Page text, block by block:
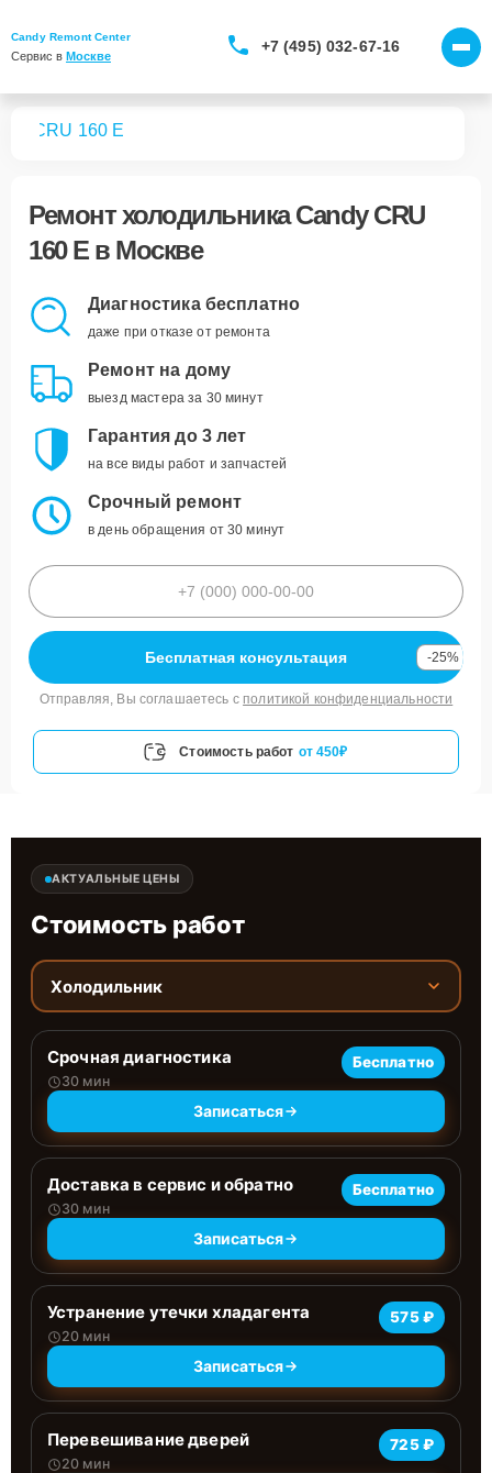
Candy Remont Center
Сервис в Москве
+7 (495) 032-67-16
CRU 160 E
Ремонтхолодильника Candy CRU
160 Eв Москве
Диагностика бесплатно
даже при отказе от ремонта
Ремонт на дому
выезд мастера за 30 минут
Гарантия до 3 лет
на все виды работ и запчастей
Срочный ремонт
в день обращения от 30 минут
Бесплатная консультация -25%
Отправляя, Вы соглашаетесь с политикой конфиденциальности
Стоимость работ от 450₽
АКТУАЛЬНЫЕ ЦЕНЫ
Стоимость работ
Холодильник
Срочная диагностика
30 мин
Бесплатно
Записаться
Доставка в сервис и обратно
30 мин
Бесплатно
Записаться
Устранение утечки хладагента
20 мин
575 ₽
Записаться
Перевешивание дверей
20 мин
725 ₽